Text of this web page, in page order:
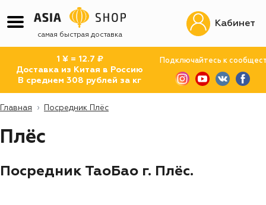
самая быстрая доставка
1 ¥ = 12.7 ₽
Доставка из Китая в Россию
В среднем 308 рублей за кг
Подключайтесь к
Кабинет
Главная Посредник Плёс
Плёс
Посредник ТаоБао г. Плёс.